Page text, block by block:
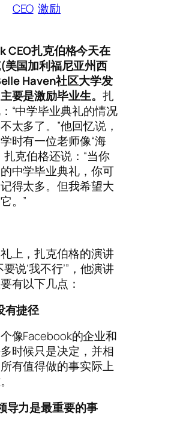
CEO 激励
CEO扎克伯格今天在
美国加利福尼亚州西
Haven社区大学发
要是激励毕业生。 扎
“中学毕业典礼的情况
太多了。”他回忆说，
时有一位老师像“海
扎克伯格还说：“当你
中学毕业典礼，你可
得太多。但我希望大
。”
上，扎克伯格的演讲
说‘我不行’”，他演讲
有以下几点：
有捷径
像Facebook的企业和
时候只是决定，并相
有值得做的事实际上
导力是最重要的事